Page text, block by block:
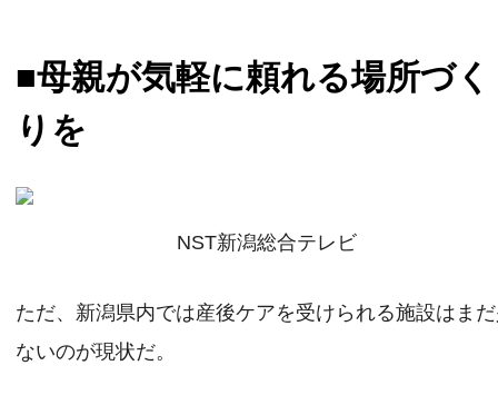
■母親が気軽に頼れる場所づく
りを
NST新潟総合テレビ
ただ、新潟県内では産後ケアを受けられる施設はま
ないのが現状だ。